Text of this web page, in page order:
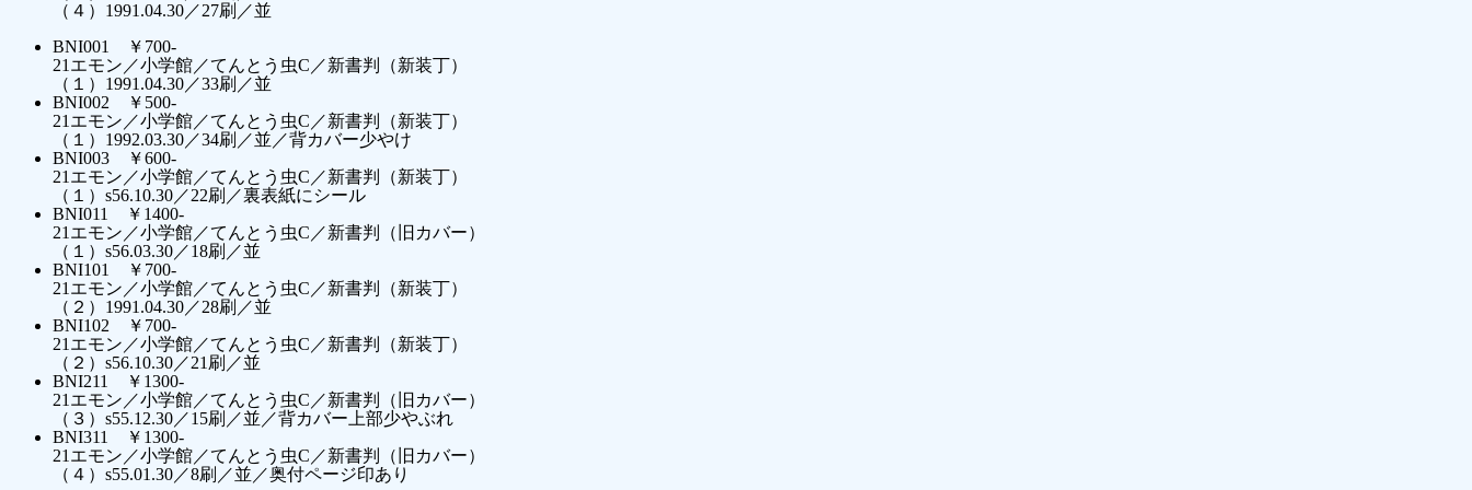
（４）1991.04.30／27刷／並
BNI001 ￥700-
21エモン／小学館／てんとう虫C／新書判（新装丁）
（１）1991.04.30／33刷／並
BNI002 ￥500-
21エモン／小学館／てんとう虫C／新書判（新装丁）
（１）1992.03.30／34刷／並／背カバー少やけ
BNI003 ￥600-
21エモン／小学館／てんとう虫C／新書判（新装丁）
（１）s56.10.30／22刷／裏表紙にシール
BNI011 ￥1400-
21エモン／小学館／てんとう虫C／新書判（旧カバー）
（１）s56.03.30／18刷／並
BNI101 ￥700-
21エモン／小学館／てんとう虫C／新書判（新装丁）
（２）1991.04.30／28刷／並
BNI102 ￥700-
21エモン／小学館／てんとう虫C／新書判（新装丁）
（２）s56.10.30／21刷／並
BNI211 ￥1300-
21エモン／小学館／てんとう虫C／新書判（旧カバー）
（３）s55.12.30／15刷／並／背カバー上部少やぶれ
BNI311 ￥1300-
21エモン／小学館／てんとう虫C／新書判（旧カバー）
（４）s55.01.30／8刷／並／奥付ページ印あり